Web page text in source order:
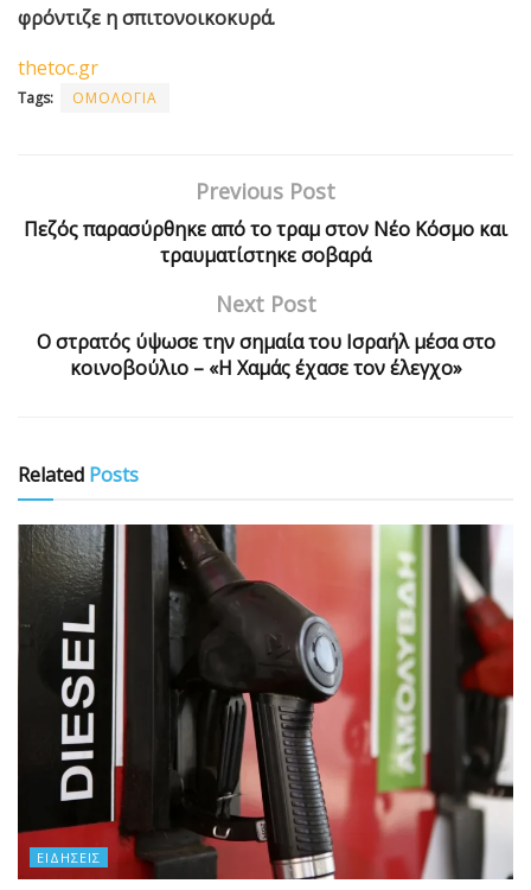
φρόντιζε η σπιτονοικοκυρά.
thetoc.gr
Tags: ΟΜΟΛΟΓΙΑ
Previous Post
Πεζός παρασύρθηκε από το τραμ στον Νέο Κόσμο και
τραυματίστηκε σοβαρά
Next Post
Ο στρατός ύψωσε την σημαία του Ισραήλ μέσα στο
κοινοβούλιο – «Η Χαμάς έχασε τον έλεγχο»
Related Posts
ΕΙΔΉΣΕΙΣ